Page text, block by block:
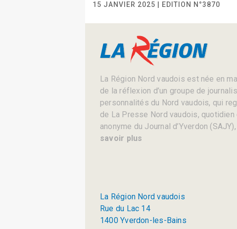
15 JANVIER 2025 | EDITION N°3870
La Région Nord vaudois est née en
de la réflexion d’un groupe de
personnalités du Nord vaudois, qui
de La Presse Nord vaudois,
anonyme du Journal d’Yverdon
savoir plus
La Région Nord vaudois
Rue du Lac 14
1400 Yverdon-les-Bains